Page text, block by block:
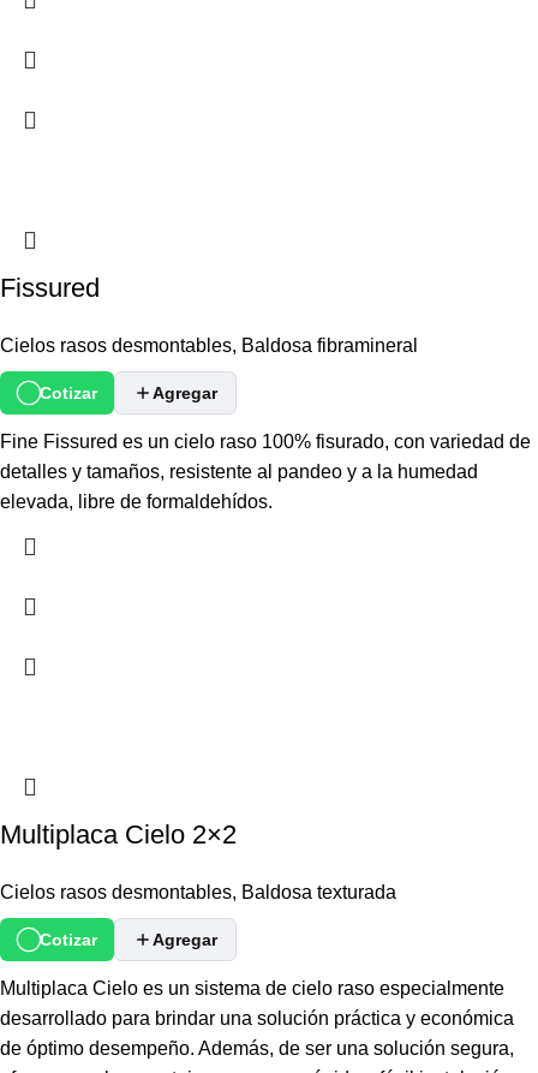
Fissured
Cielos rasos desmontables, Baldosa fibramineral
Cotizar Agregar
Fine Fissured es un cielo raso 100% fisurado, con variedad de
detalles y tamaños, resistente al pandeo y a la humedad
elevada, libre de formaldehídos.
Multiplaca Cielo 2×2
Cielos rasos desmontables, Baldosa texturada
Cotizar Agregar
Multiplaca Cielo es un sistema de cielo raso especialmente
desarrollado para brindar una solución práctica y económica
de óptimo desempeño. Además, de ser una solución segura,